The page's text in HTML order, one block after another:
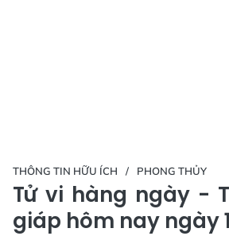
THÔNG TIN HỮU ÍCH PHONG THỦY
Tử vi hàng ngày -
giáp hôm nay ngày